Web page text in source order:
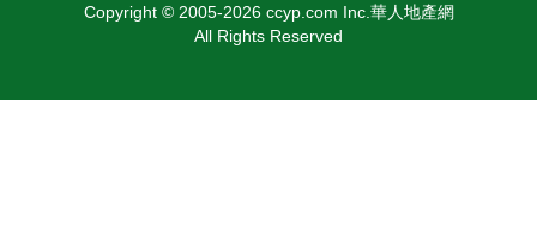
Copyright © 2005-2026 ccyp.com Inc.華人地產網
All Rights Reserved